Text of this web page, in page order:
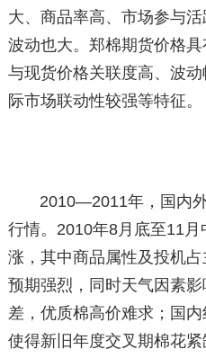
大、商品率高、市场参与
波动也大。郑棉期货价格具
与现货价格关联度高、波
际市场联动性较强等特征。
2010—2011年，国内
行情。2010年8月底至11
涨，其中商品属性及投机
预期强烈，同时天气因素
差，优质棉高价难求；国
使得新旧年度交叉期棉花紧